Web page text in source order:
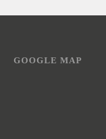
GOOGLE MAP